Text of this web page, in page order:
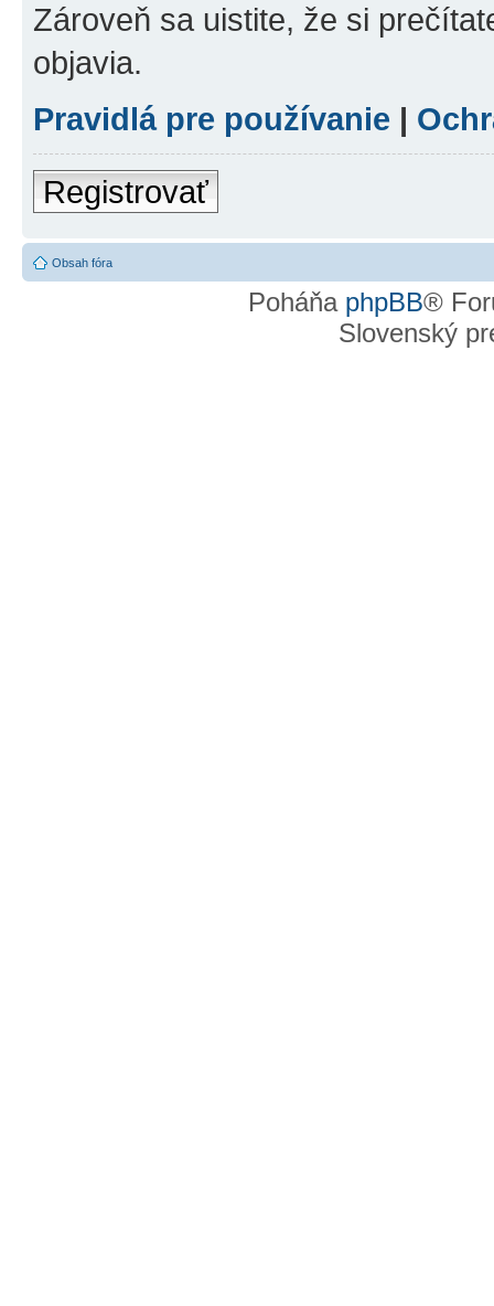
Zároveň sa uistite, že si
objavia.
Pravidlá pre používanie |
Registrovať
Obsah fóra
Poháňa phpBB®
Slovenský